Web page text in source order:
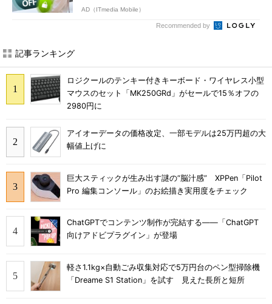
AD（ITmedia Mobile）
Recommended by
記事ランキング
ロジクールのテンキー付きキーボード・ワイヤレス小型
マウスのセット「MK250GRd」がセールで15％オフの
2980円に
アイオーデータの価格改定、一部モデルは25万円超の大
幅値上げに
巨大スティックが生み出す謎の“脳汁感” XPPen「Pilot
Pro 編集コンソール」のお絵描き実用度をチェック
ChatGPTでコンテンツ制作が完結する――「ChatGPT
向けアドビプラグイン」が登場
軽さ1.1kg×自動ごみ収集対応で5万円台のペン型掃除機
「Dreame S1 Station」を試す 見えた長所と短所